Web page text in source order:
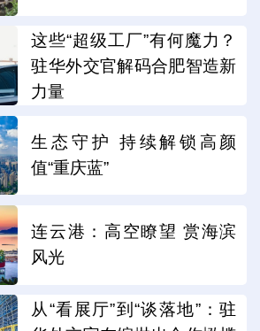
这些“超级工厂”有何魔力？
驻华外交官解码合肥智造新
力量
生态守护 持续解锁高颜
值“重庆蓝”
连云港：高空瞭望 赏海滨
风光
从“看展厅”到“谈落地”：驻